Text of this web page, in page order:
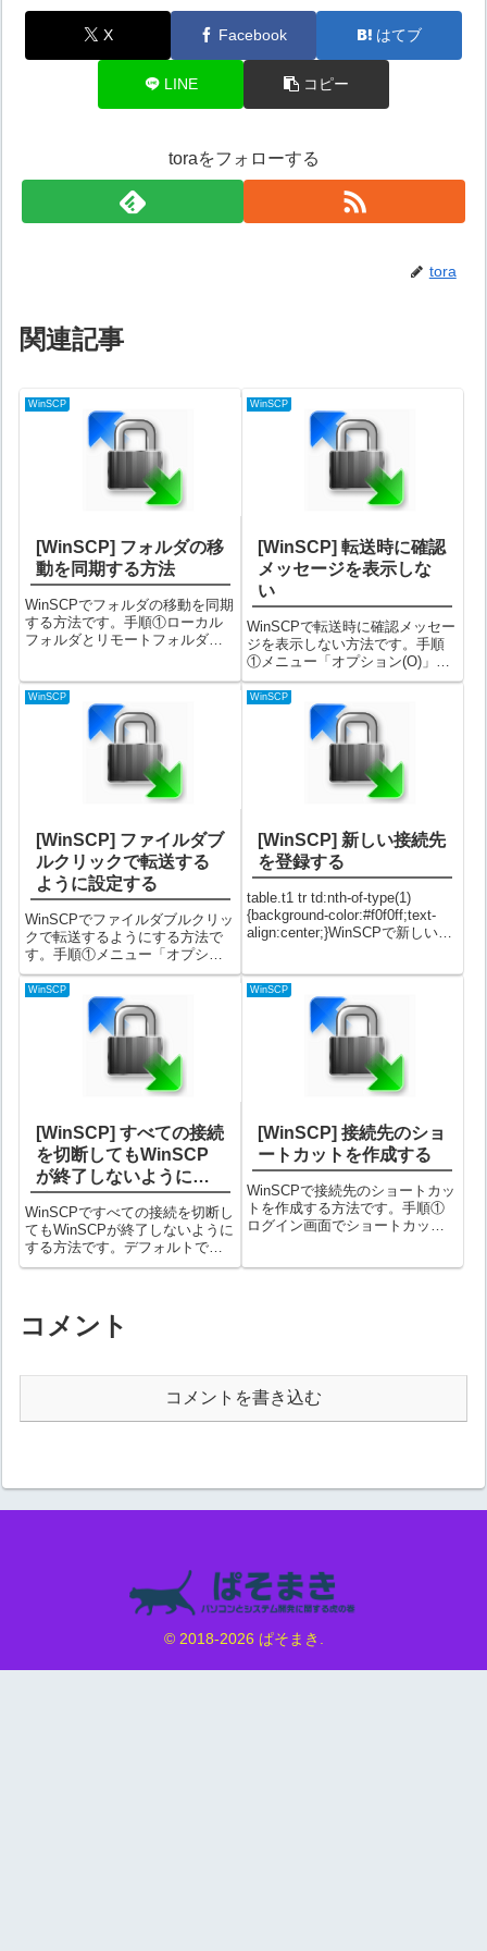
X Facebook はてブ
LINE コピー
toraをフォローする
tora
関連記事
WinSCP
[WinSCP] フォルダの移
動を同期する方法
WinSCPでフォルダの移動を同期
する方法です。手順①ローカル
フォルダとリモートフォルダの
いと変な同期になってしまいま
す。②メニュー「コマンド(C)」
→「ディレクトリの同期移動」
WinSCP
[WinSCP] 転送時に確認
メッセージを表示しな
い
WinSCPで転送時に確認メッセー
ジを表示しない方法です。手順
①メニュー「オプション(O)」
→「環境設定(P)」を選択する②
環境設定画面の左側で「環境」
を選択し、「ファイルの転送時
に確認する(T)」のチェックを外
して「OK」をクリックするこ...
WinSCP
[WinSCP] ファイルダブ
ルクリックで転送する
ように設定する
WinSCPでファイルダブルクリッ
クで転送するようにする方法で
す。手順①メニュー「オプショ
ン(O)」→「環境設定(P)」を選択
する②環境設定画面の左側で
「パネル」を選択し、「ダブル
クリック時に実行する操作(O)」
で「コピー」を選択して「OK...
WinSCP
[WinSCP] 新しい接続先
を登録する
table.t1 tr td:nth-of-type(1)
{background-color:#f0f0ff;text-
align:center;}WinSCPで新しい接
るログ...
WinSCP
[WinSCP] すべての接続
を切断してもWinSCP
が終了しないようにす
る
WinSCPですべての接続を切断し
てもWinSCPが終了しないように
する方法です。デフォルトで
は、すべての接続が切断すると
る方法です。手順①メニュー
「オプション(O)」→「環境設
WinSCP
[WinSCP] 接続先のショ
ートカットを作成する
WinSCPで接続先のショートカッ
トを作成する方法です。手順①
ログイン画面でショートカット
コメント
コメントを書き込む
© 2018-2026 ぱそまき.